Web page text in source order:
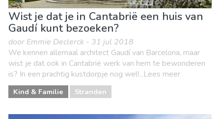
Wist je dat je in Cantabrië een huis van
Gaudí kunt bezoeken?
door Emmie Declerck - 31 jul 2018
We kennen allemaal architect Gaudí van Barcelona, maar
wist je dat ook in Cantabrië werk van hem te bewonderen
is? In een prachtig kustdorpje nog wel!...Lees meer
Kind & Familie Stranden